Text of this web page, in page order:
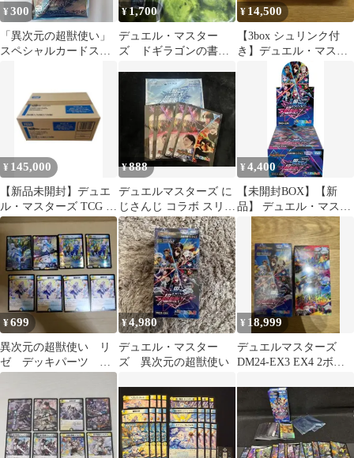
¥300
「異次元の超獣使い」
スペシャルカードスリ
¥1,700
デュエル・マスター
ズ ドギラゴンの書ロ
超獣使い特典スリーブ
¥ 14,500
【3box シュリンク付
き】デュエル・マスタ
ーズ にじさんじ 異次元
の超獣使い
¥ 145,000
【新品未開封】デュエ
ル・マスターズ TCG 異
次元の超獣使い 1カー
トン
¥888
デュエルマスターズ に
じさんじ コラボ スリー
ブ 異次元の超獣使い 10
枚
¥4,400
【未開封BOX】【新
品】 デュエル・マスタ
ーズTCG にじさんじコ
ラボ・マスターズ 異次
元の超獣使い DM24-
EX4 BOX 佐賀
¥699
異次元の超獣使い リ
ゼ デッキパーツ ま
とめ売り
¥4,980
デュエル・マスター
ズ 異次元の超獣使い
¥ 18,999
デュエルマスターズ
DM24-EX3 EX4 2ボッ